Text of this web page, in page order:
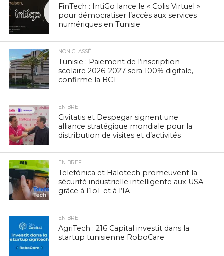
FinTech : IntiGo lance le « Colis Virtuel »
pour démocratiser l’accès aux services
numériques en Tunisie
NON CLASSÉ
Tunisie : Paiement de l’inscription
scolaire 2026-2027 sera 100% digitale,
confirme la BCT
EN BREF
Civitatis et Despegar signent une
alliance stratégique mondiale pour la
distribution de visites et d’activités
EN BREF
Telefónica et Halotech promeuvent la
sécurité industrielle intelligente aux USA
grâce à l’IoT et à l’IA
EN BREF
AgriTech : 216 Capital investit dans la
startup tunisienne RoboCare